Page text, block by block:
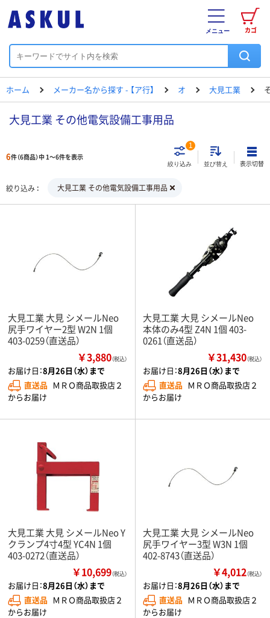
カゴ
メニュー
ホーム メーカー名から探す - 【ア行】 オ 大見工業
大見工業 その他電気設備工事用品
6件（6商品）中 1～6件を表示
絞り込み
1
並び替え 表示切替
絞り込み 大見工業 その他電気設備工事用品
大見工業 大見 シメールNeo
尻手ワイヤー2型 W2N 1個
403-0259（直送品）
￥3,880（税込）
お届け日：8月26日（水）まで
直送品 ＭＲＯ商品取扱店２
からお届け
大見工業 大見 シメールNeo
本体のみ4型 Z4N 1個 403-
0261（直送品）
￥31,430（税込）
お届け日：8月26日（水）まで
直送品 ＭＲＯ商品取扱店２
からお届け
大見工業 大見 シメールNeo Y
クランプ4寸4型 YC4N 1個
403-0272（直送品）
￥10,699（税込）
お届け日：8月26日（水）まで
直送品 ＭＲＯ商品取扱店２
からお届け
大見工業 大見 シメールNeo
尻手ワイヤー3型 W3N 1個
402-8743（直送品）
￥4,012（税込）
お届け日：8月26日（水）まで
直送品 ＭＲＯ商品取扱店２
からお届け